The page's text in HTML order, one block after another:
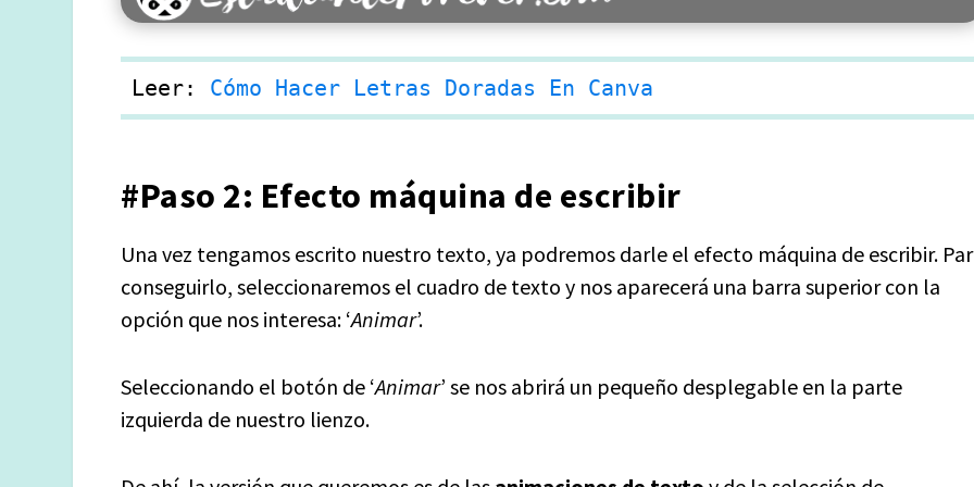
Leer: Cómo Hacer Letras Doradas En Canva
#Paso 2: Efecto máquina de escribir
Una vez tengamos escrito nuestro texto, ya podremos darle el efecto máquina de escribir.
conseguirlo, seleccionaremos el cuadro de texto y nos aparecerá una barra superior con la
opción que nos interesa: ‘Animar’.
Seleccionando el botón de ‘Animar’ se nos abrirá un pequeño desplegable en la parte
izquierda de nuestro lienzo.